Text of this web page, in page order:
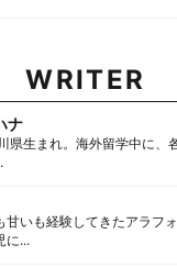
WRITER
ナ
県生まれ。海外留学中に、
甘いも経験してきたアラフ
に...